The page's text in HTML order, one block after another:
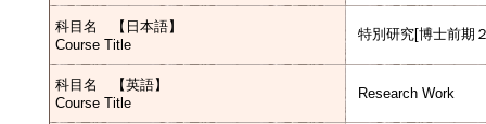
科目名 【日本語】
Course Title
特別研究[博士前期
科目名 【英語】
Course Title
Research Work